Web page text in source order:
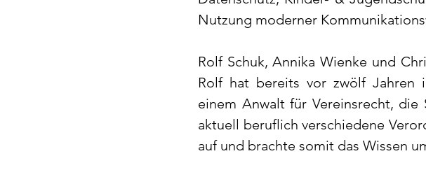
Nutzung moderner
Rolf Schuk, Annika Wienke und
Rolf hat bereits vor zwölf Jahren
einem Anwalt für Vereinsrecht,
aktuell beruflich verschiedene
auf und brachte somit das Wissen